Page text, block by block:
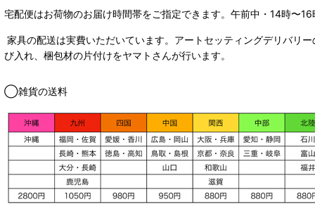
宅配便はお荷物のお届け時間帯をご指定できます。 午前中・14時〜
家具の配送は実費いただいています。アートセッティングデリバリ
び入れ、梱包材の片付けをヤマトさんが行います。
◯雑貨の送料